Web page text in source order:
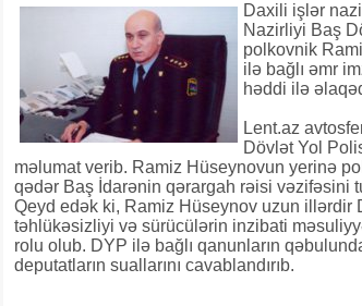
Daxili işlər
Nazirliyi Baş
polkovnik
ilə bağlı əmr
həddi ilə
Lent.az
Dövlət Yol
məlumat verib. Ramiz Hüseynovun yerinə
qədər Baş İdarənin qərargah rəisi vəzifəsini
Qeyd edək ki, Ramiz Hüseynov uzun illərdir
təhlükəsizliyi və sürücülərin inzibati
rolu olub. DYP ilə bağlı qanunların
deputatların suallarını cavablandırıb.